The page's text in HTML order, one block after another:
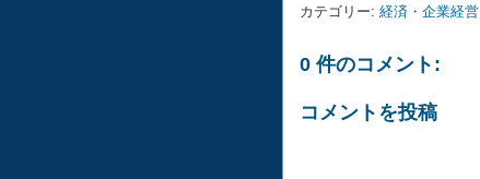
カテゴリー: 経済・企業経営
0 件のコメント:
コメントを投稿